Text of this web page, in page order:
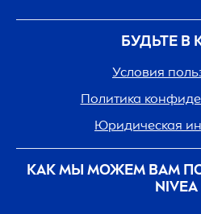
БУДЬТЕ В
Условия
Политика
Юридическая
КАК МЫ МОЖЕМ ВАМ
NIVEA